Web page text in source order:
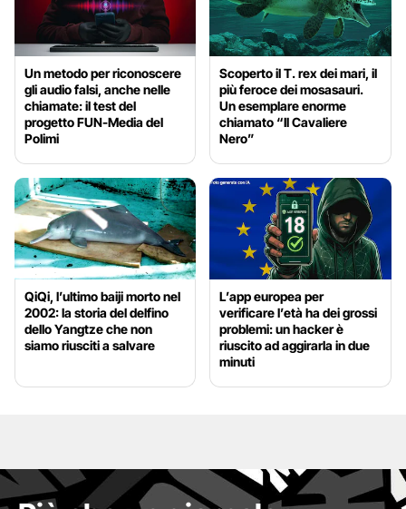
Un metodo per riconoscere
gli audio falsi, anche nelle
chiamate: il test del
progetto FUN-Media del
Polimi
Scoperto il T. rex dei mari, il
più feroce dei mosasauri.
Un esemplare enorme
chiamato “Il Cavaliere
Nero”
QiQi, l’ultimo baiji morto nel
2002: la storia del delfino
dello Yangtze che non
siamo riusciti a salvare
L’app europea per
verificare l’età ha dei grossi
problemi: un hacker è
riuscito ad aggirarla in due
minuti